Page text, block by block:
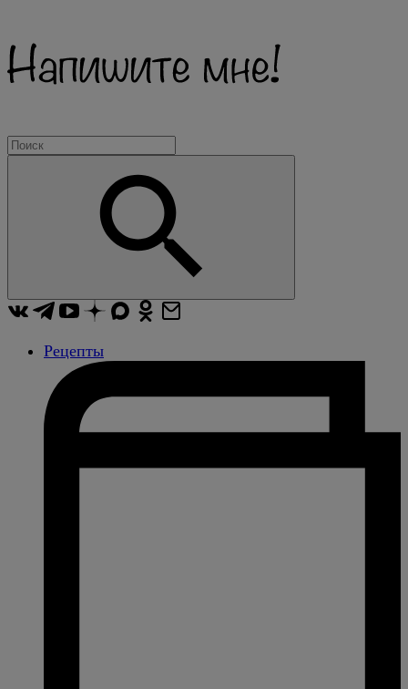
Рецепты